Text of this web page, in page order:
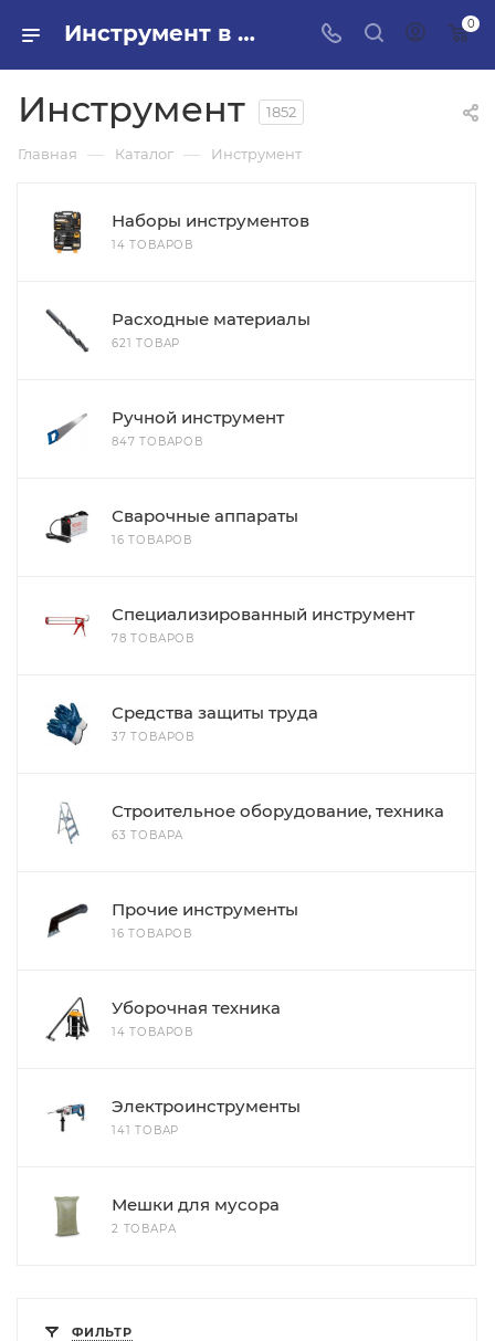
Инструмент в ПИЛОН — купить стройматериалы в интернет-магазине ПИЛОН с доставкой оптом и в розницу 0
Инструмент 1852
Главная — Каталог — Инструмент
Наборы инструментов
14 ТОВАРОВ
Расходные материалы
621 ТОВАР
Ручной инструмент
847 ТОВАРОВ
Сварочные аппараты
16 ТОВАРОВ
Специализированный инструмент
78 ТОВАРОВ
Средства защиты труда
37 ТОВАРОВ
Строительное оборудование, техника
63 ТОВАРА
Прочие инструменты
16 ТОВАРОВ
Уборочная техника
14 ТОВАРОВ
Электроинструменты
141 ТОВАР
Мешки для мусора
2 ТОВАРА
ФИЛЬТР